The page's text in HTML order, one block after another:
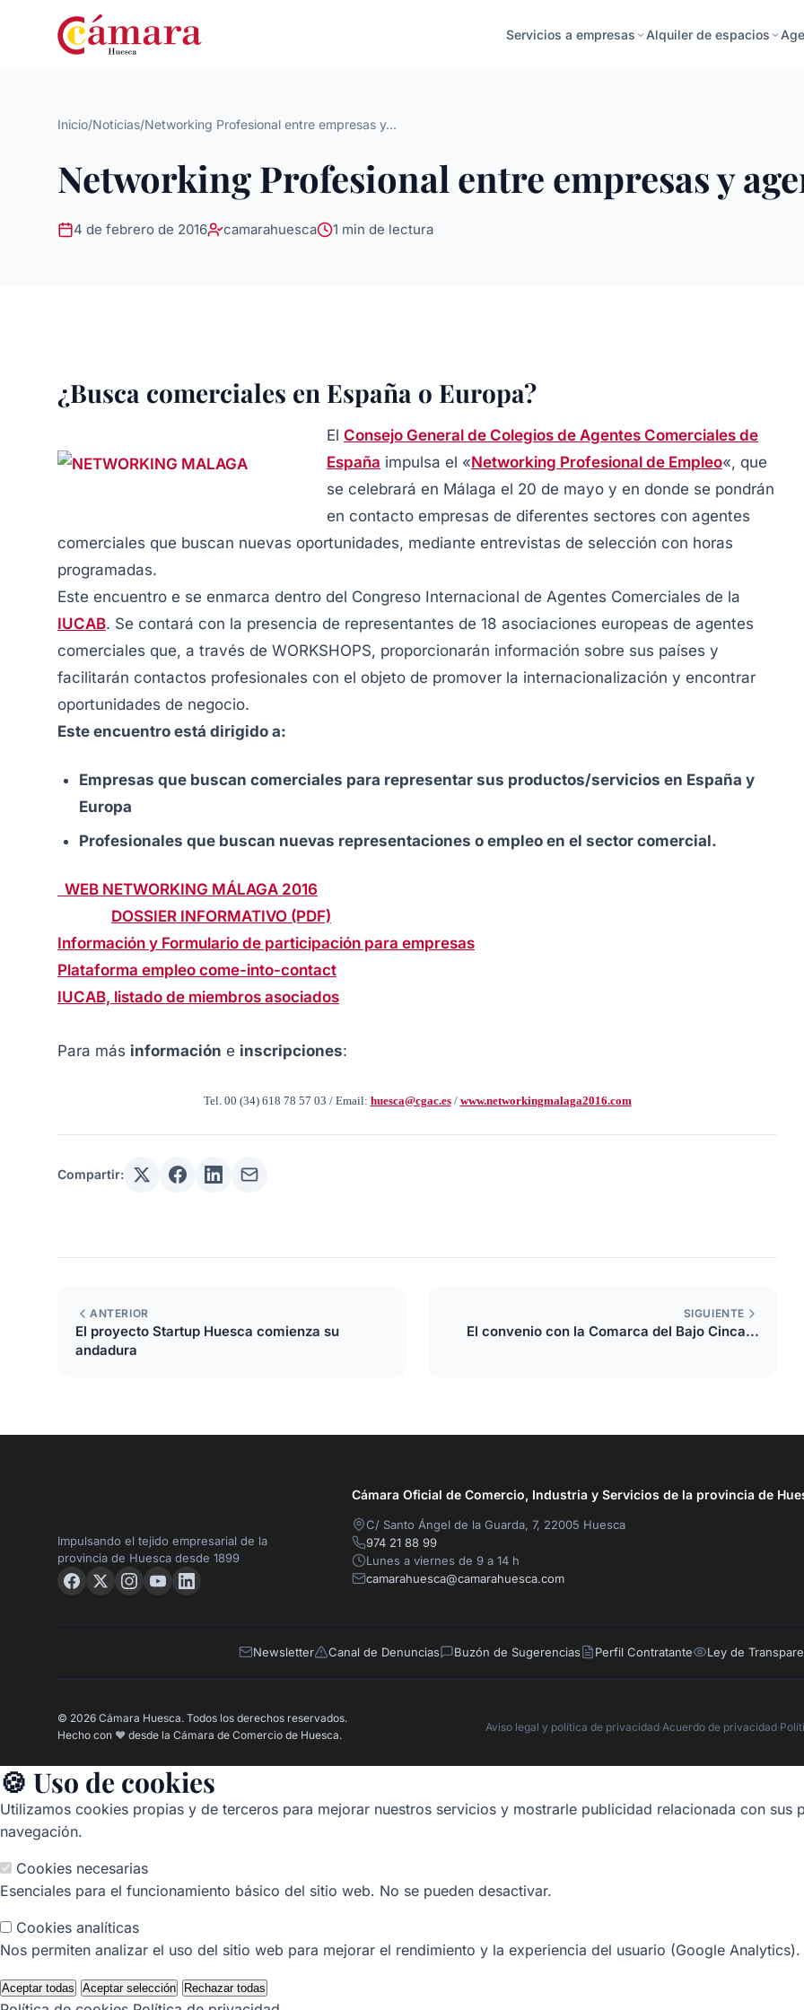
Servicios a empresas Alquiler de espacios
Inicio/Noticias/Networking Profesional entre empresas y...
Networking Profesional entre empresas y
4 de febrero de 2016 camarahuesca 1 min de lectura
¿Busca comerciales en España o Europa?
El Consejo General de Colegios de Agentes Comerciales de
España impulsa el «Networking Profesional de Empleo«, que
se celebrará en Málaga el 20 de mayo y en donde se pondrán
en contacto empresas de diferentes sectores con agentes
comerciales que buscan nuevas oportunidades, mediante entrevistas de selección con horas
programadas.
Este encuentro e se enmarca dentro del Congreso Internacional de Agentes Comerciales de la
IUCAB. Se contará con la presencia de representantes de 18 asociaciones europeas de agentes
comerciales que, a través de WORKSHOPS, proporcionarán información sobre sus países y
facilitarán contactos profesionales con el objeto de promover la internacionalización y encontrar
oportunidades de negocio.
Este encuentro está dirigido a:
Empresas que buscan comerciales para representar sus productos/servicios en España y
Europa
Profesionales que buscan nuevas representaciones o empleo en el sector comercial.
WEB NETWORKING MÁLAGA 2016
DOSSIER INFORMATIVO (PDF)
Información y Formulario de participación para empresas
Plataforma empleo come-into-contact
IUCAB, listado de miembros asociados
Para más información e inscripciones:
Tel. 00 (34) 618 78 57 03 / Email: huesca@cgac.es/ www.networkingmalaga2016.com
Compartir:
ANTERIOR
El proyecto Startup Huesca comienza su
andadura
SIGUIENTE
El convenio con la Comarca del Bajo Cinca...
Impulsando el tejido empresarial de la
provincia de Huesca desde 1899
Cámara Oficial de Comercio, Industria y Servicios de la provincia de
C/ Santo Ángel de la Guarda, 7, 22005 Huesca
974 21 88 99
Lunes a viernes de 9 a 14 h
camarahuesca@camarahuesca.com
Newsletter Canal de Denuncias Buzón de Sugerencias Perfil Contratante Ley de
© 2026 Cámara Huesca. Todos los derechos reservados.
Hecho con ❤️ desde la Cámara de Comercio de Huesca.
Aviso legal y política de privacidad·Acuerdo de privacidad·
🍪 Uso de cookies
Utilizamos cookies propias y de terceros para mejorar nuestros servicios y mostrarle publicidad relacionada con sus
navegación.
Cookies necesarias
Esenciales para el funcionamiento básico del sitio web. No se pueden desactivar.
Cookies analíticas
Nos permiten analizar el uso del sitio web para mejorar el rendimiento y la experiencia del usuario (Google Analytics).
Aceptar todas Aceptar selección Rechazar todas